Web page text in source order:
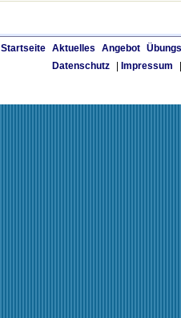
Startseite Aktuelles Angebot
Datenschutz
Impressum